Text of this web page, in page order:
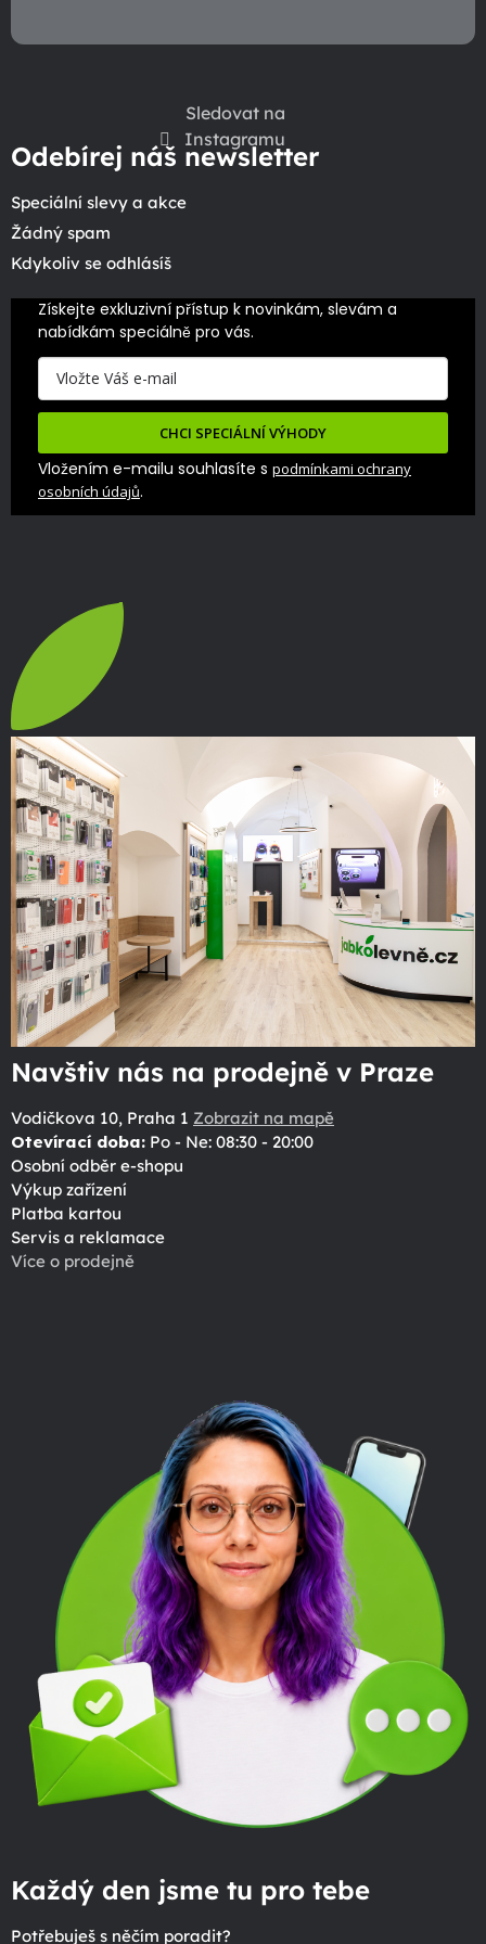
Sledovat na
Instagramu
Odebírej náš newsletter
Speciální slevy a akce
Žádný spam
Kdykoliv se odhlásíš
Získejte exkluzivní přístup k novinkám, slevám a
nabídkám speciálně pro vás.
CHCI SPECIÁLNÍ VÝHODY
Vložením e-mailu souhlasíte s podmínkami ochrany
osobních údajů.
Navštiv nás na prodejně v Praze
Vodičkova 10, Praha 1 Zobrazit na mapě
Otevírací doba: Po - Ne: 08:30 - 20:00
Osobní odběr e-shopu
Výkup zařízení
Platba kartou
Servis a reklamace
Více o prodejně
Každý den jsme tu pro tebe
Potřebuješ s něčím poradit?